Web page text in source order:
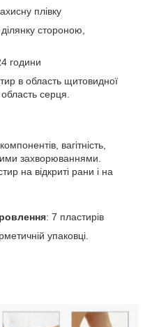
плівку
стороною,
години
в область щитовидної
серця.
вагітність,
захворюваннями.
на відкриті рани і на
: 7 пластирів
упаковці.